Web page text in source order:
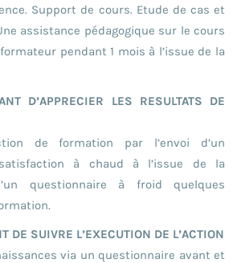
Support de cours. Etude de cas et
assistance pédagogique sur le cours
pendant 1 mois à l’issue de la
D’APPRECIER LES RESULTATS DE
de formation par l’envoi d’un
à chaud à l’issue de la
questionnaire à froid quelques
DE SUIVRE L’EXECUTION DE L’ACTION
via un questionnaire avant et